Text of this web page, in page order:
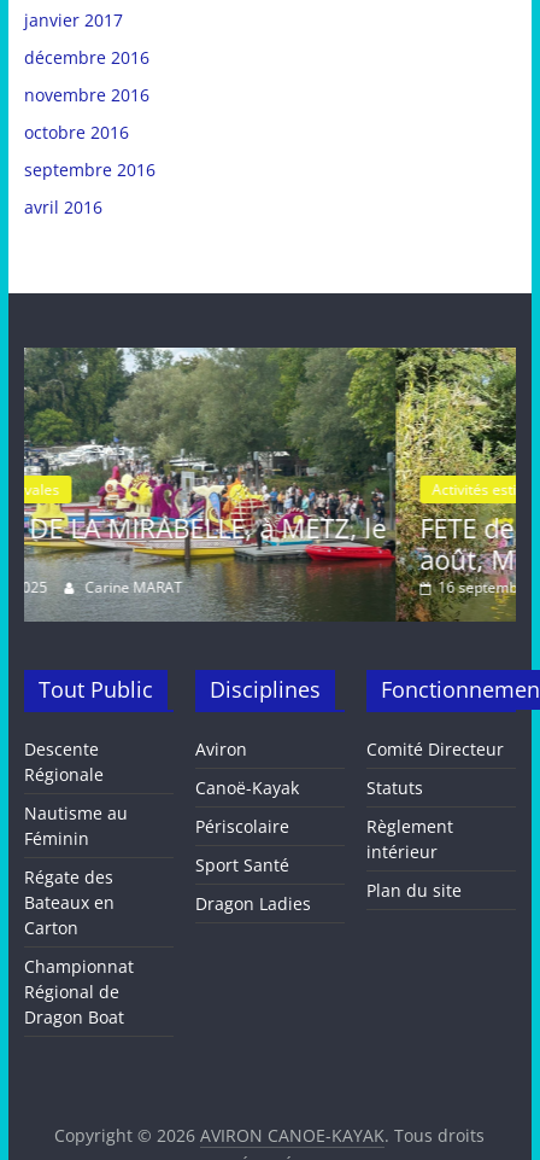
janvier 2017
décembre 2016
novembre 2016
octobre 2016
septembre 2016
avril 2016
à METZ, le
Activités estivales Actualités
FETE de la MIRABELLE,
août, METZ
16 septembre 2024 Carine MARAT
Tout Public
Descente
Régionale
Nautisme au
Féminin
Régate des
Bateaux en
Carton
Championnat
Régional de
Dragon Boat
Disciplines
Aviron
Canoë-Kayak
Périscolaire
Sport Santé
Dragon Ladies
Comité Directeur
Statuts
Règlement
intérieur
Plan du site
Copyright © 2026AVIRON CANOE-KAYAK. Tous droits